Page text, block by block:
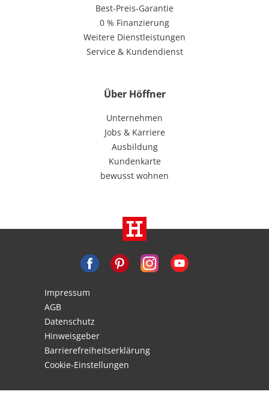
Best-Preis-Garantie
0 % Finanzierung
Weitere Dienstleistungen
Service & Kundendienst
Über Höffner
Unternehmen
Jobs & Karriere
Ausbildung
Kundenkarte
bewusst wohnen
Impressum
AGB
Datenschutz
Hinweisgeber
Barrierefreiheitserklärung
Cookie-Einstellungen